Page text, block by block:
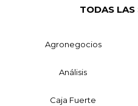
TODAS LAS
Agronegocios
Análisis
Caja Fuerte